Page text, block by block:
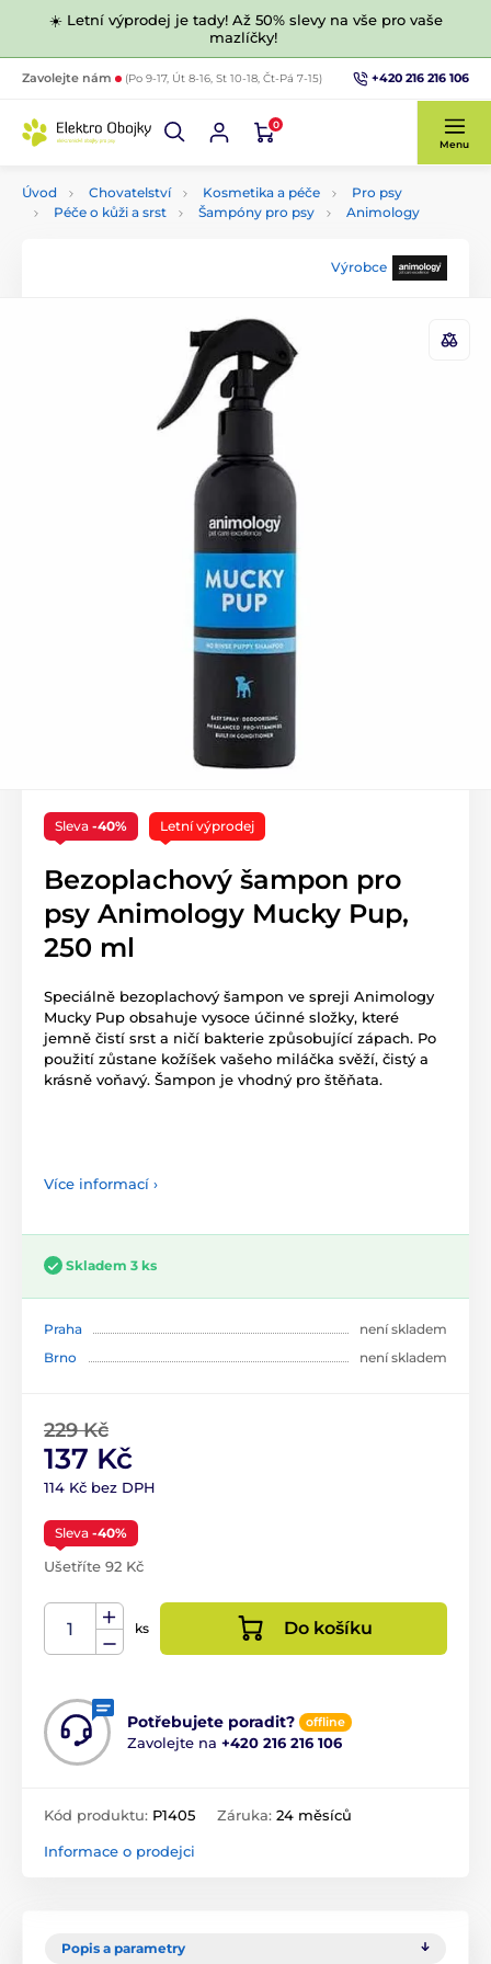
☀️ Letní výprodej je tady! Až 50% slevy na vše pro vaše
mazlíčky!
Zavolejte nám (Po 9-17, Út 8-16, St 10-18, Čt-Pá 7-15) +420 216 216 106
0
Menu
Úvod Chovatelství Kosmetika a péče
Pro psy
Péče o kůži a srst
Šampóny pro psy Animology
Výrobce
Sleva -40% Letní výprodej
Bezoplachový šampon pro
psy Animology Mucky Pup,
250 ml
Speciálně bezoplachový šampon ve spreji Animology
Mucky Pup obsahuje vysoce účinné složky, které
jemně čistí srst a ničí bakterie způsobující zápach. Po
použití zůstane kožíšek vašeho miláčka svěží, čistý a
krásně voňavý. Šampon je vhodný pro štěňata.
Více informací ›
Skladem 3 ks
Praha
není skladem
Brno
není skladem
229 Kč
137 Kč
114 Kč bez DPH
Sleva -40%
Ušetříte 92 Kč
ks Do košíku
Potřebujete poradit? offline
Zavolejte na +420 216 216 106
Kód produktu: P1405 Záruka: 24 měsíců
Informace o prodejci
Popis a parametry